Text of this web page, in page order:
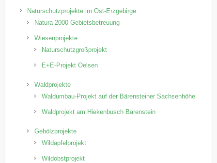
Naturschutzprojekte im Ost-Erzgebirge
Natura 2000 Gebietsbetreuung
Wiesenprojekte
Naturschutzgroßprojekt
E+E-Projekt Oelsen
Waldprojekte
Waldumbau-Projekt auf der Bärensteiner Sachsenhöhe
Waldprojekt am Hiekenbusch Bärenstein
Gehölzprojekte
Wildapfelprojekt
Wildobstprojekt